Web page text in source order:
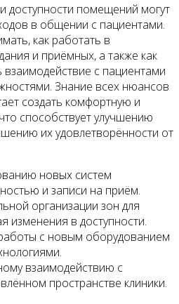
доступности помещений могут
в общении с пациентами.
как работать в
и приёмных, а также как
с пациентами
Знание всех нюансов
создать комфортную и
способствует улучшению
их удовлетворённости от
новых систем
и записи на приём.
организации зон для
изменения в доступности.
с новым оборудованием
взаимодействию с
пространстве клиники.